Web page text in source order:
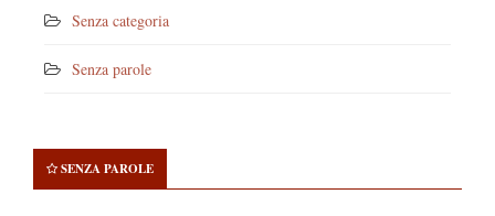
Senza categoria
Senza parole
SENZA PAROLE